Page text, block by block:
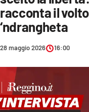
POLITICA
SANITÀ
AMBIENTE
SOCIETÀ
CULTURA
racconta il
‘ndrangheta
28 maggio 2026 16:00